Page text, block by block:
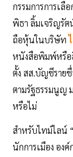
กรรมการการเลื
พิธา ลิ้มเจริญรัต
ถือหุ้นในบริษัท
หนังสือพิมพ์หรือ
ตั้ง สส.บัญชีราย
ตามรัฐธรรมนูญ
หรือไม่
สำหรับไทม์ไลน์
นักการเมือง อง